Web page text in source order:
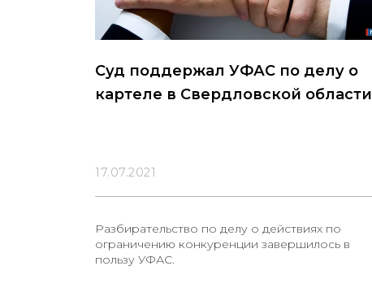
Суд поддержал УФАС по делу о
картеле в Свердловской области
17.07.2021
Разбирательство по делу о действиях по
ограничению конкуренции завершилось в
пользу УФАС.